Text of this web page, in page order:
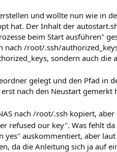
und wollte nun wie in
hat. Der Inhalt der
beim Start ausführen"
nach /root/.ssh/
sondern auch die
gelegt und den Pfad in
nach den Neustart
nach /root/.ssh kopiert,
refused our key". Was fehlt da
auskommentiert, aber
da die Anleitung sich ja auf